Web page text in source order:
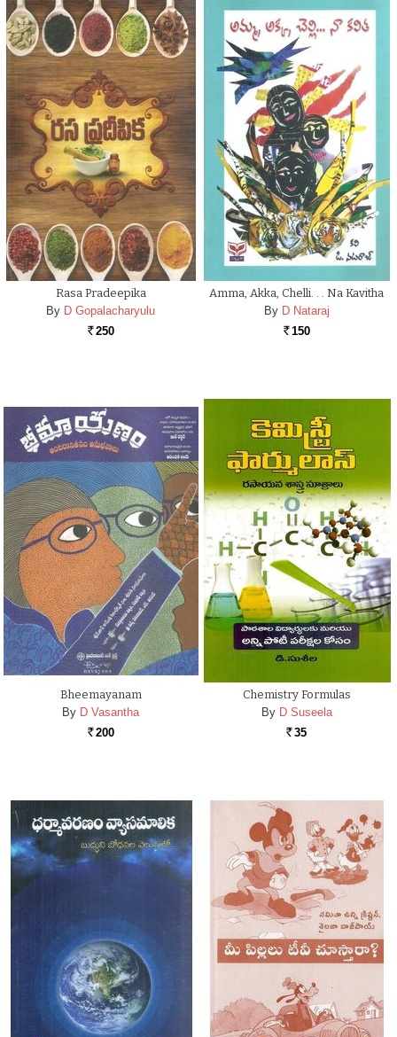
Rasa Pradeepika
By D Gopalacharyulu
Rs. 250
Amma, Akka, Chelli. . . Na Kavitha
By D Nataraj
Rs. 150
Bheemayanam
By D Vasantha
Rs. 200
Chemistry Formulas
By D Suseela
Rs. 35